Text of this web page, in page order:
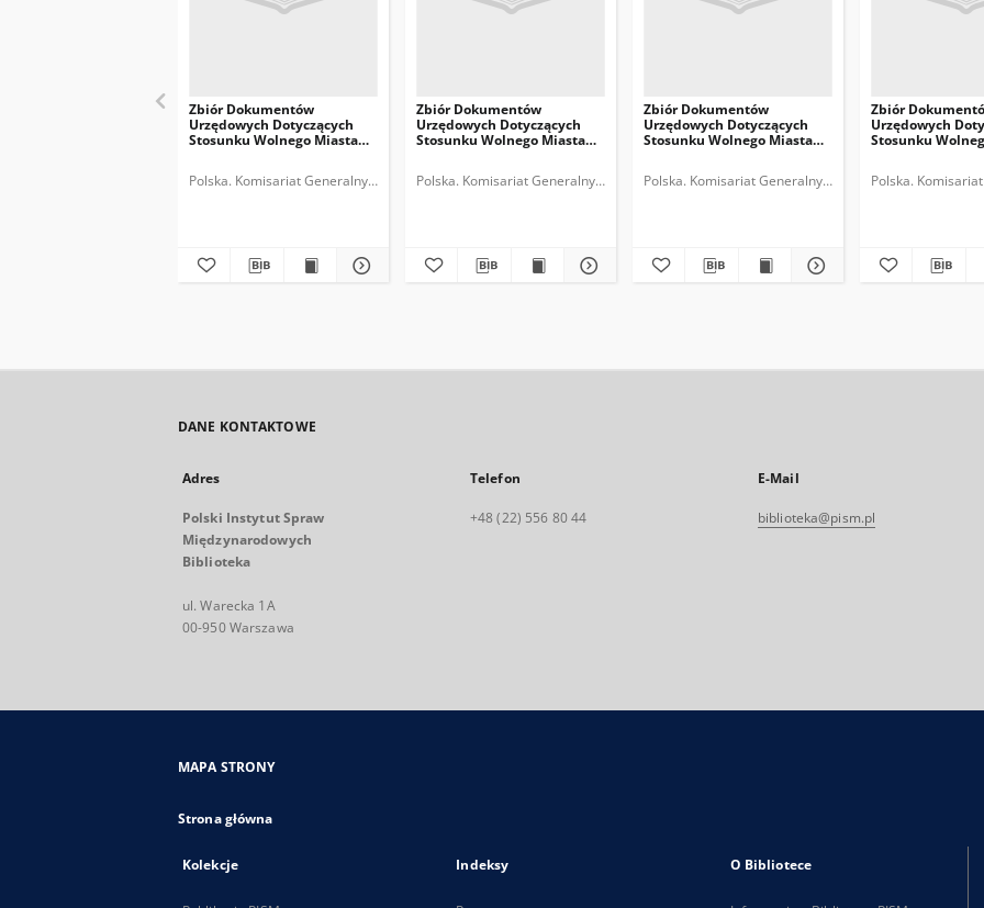
Zbiór Dokumentów
Urzędowych Dotyczących
Stosunku Wolnego Miasta
Cz.11, 1935-1936
Polska. Komisariat Generalny Rzeczypospolitej Polskiej (Gdańsk).
Zbiór Dokumentów
Urzędowych Dotyczących
Stosunku Wolnego Miasta
Cz.5, 1929
Polska. Komisariat Generalny Rzeczypospolitej Polskiej (Gdańsk).
Zbiór Dokumentów
Urzędowych Dotyczących
Stosunku Wolnego Miasta
Cz.4, 1927-1928
Polska. Komisariat Generalny Rzeczypospolitej Polskiej
Zbiór
Urzędowych
Stosunku
Cz.3, 1924-1926
Polska.
DANE KONTAKTOWE
Adres
Polski Instytut Spraw
Międzynarodowych
Biblioteka
ul. Warecka 1A
00-950 Warszawa
Telefon
+48 (22) 556 80 44
E-Mail
biblioteka@pism.pl
MAPA STRONY
Strona główna
Kolekcje Indeksy O Bibliotece